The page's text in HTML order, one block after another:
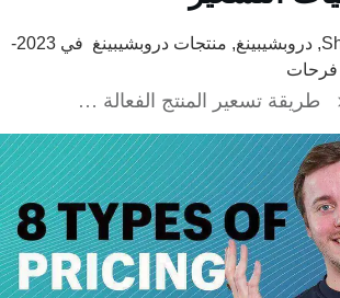
في
2023-
طريقة تسعير المنتج الفعالة مع 8 أنواع من استراتيجيات التسعير